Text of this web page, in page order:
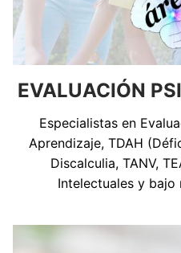
EVALUACIÓN
Especialistas en
Aprendizaje, TDAH
Discalculia, TANV,
Intelectuales y bajo